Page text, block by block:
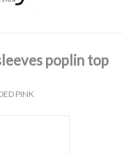
poplin top
PINK